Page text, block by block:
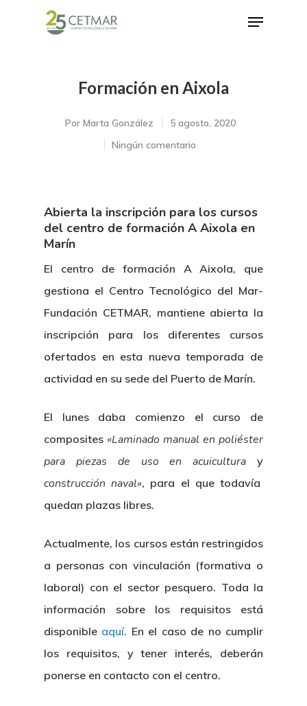
Hit enter to search or ESC to close
Formación en Aixola
Por Marta González
5 agosto, 2020
Ningún comentario
Abierta la inscripción para los cursos
del centro de formación A Aixola en
Marín
El centro de formación A Aixola, que
gestiona el Centro Tecnológico del Mar-
Fundación CETMAR, mantiene abierta la
inscripción para los diferentes cursos
ofertados en esta nueva temporada de
actividad en su sede del Puerto de Marín.
El lunes daba comienzo el curso de
composites «Laminado manual en poliéster
para piezas de uso en acuicultura y
construcción naval», para el que todavía
quedan plazas libres.
Actualmente, los cursos están restringidos
a personas con vinculación (formativa o
laboral) con el sector pesquero. Toda la
información sobre los requisitos está
disponible aquí. En el caso de no cumplir
los requisitos, y tener interés, deberán
ponerse en contacto con el centro.